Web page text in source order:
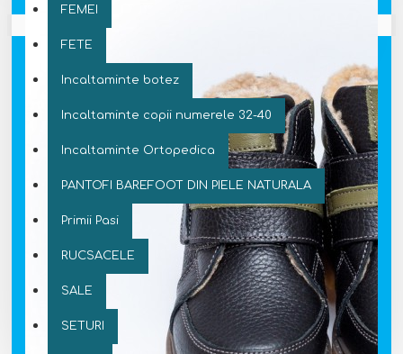
FEMEI
FETE
Incaltaminte botez
Incaltaminte copii numerele 32-40
Incaltaminte Ortopedica
PANTOFI BAREFOOT DIN PIELE NATURALA
Primii Pasi
RUCSACELE
SALE
SETURI
Coșul este gol!